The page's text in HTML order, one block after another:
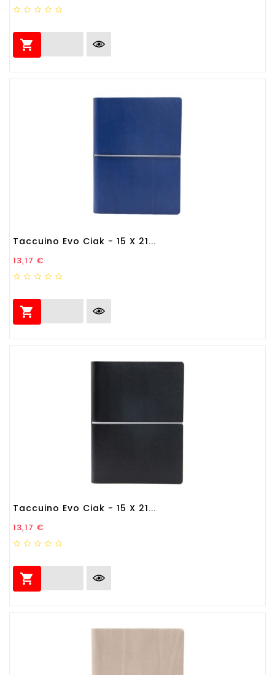

Taccuino Evo Ciak - 15 X 21...
Prezzo
13,17 €

Taccuino Evo Ciak - 15 X 21...
Prezzo
13,17 €
